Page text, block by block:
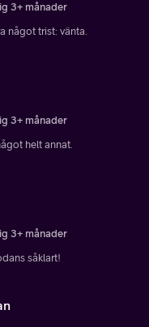
3+ månader
något trist: vänta.
3+ månader
helt annat.
3+ månader
såklart!